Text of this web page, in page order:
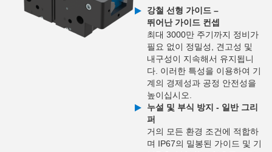
강철 선형 가이드 –
뛰어난 가이드 컨셉
최대 3000만 주기까지 정비가
필요 없이 정밀성, 견고성 및
내구성이 지속해서 유지됩니
다. 이러한 특성을 이용하여 기
계의 경제성과 공정 안전성을
높이십시오.
누설 및 부식 방지 - 일반 그리
퍼
거의 모든 환경 조건에 적합하
며 IP67의 밀봉된 가이드 및 기